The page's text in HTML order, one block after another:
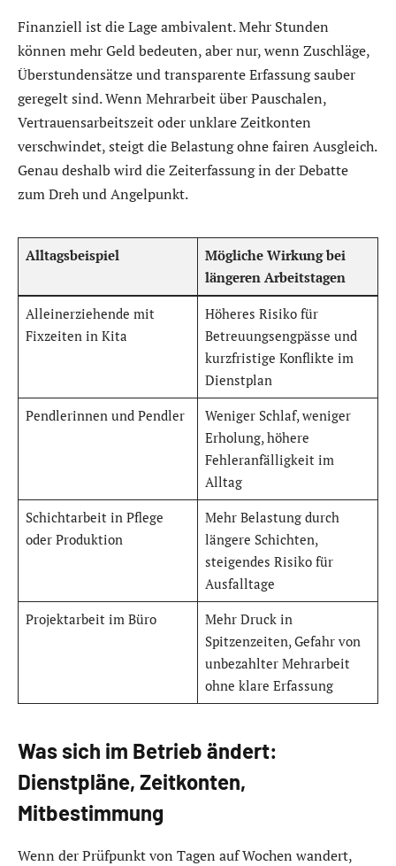
Finanziell ist die Lage ambivalent. Mehr Stunden
können mehr Geld bedeuten, aber nur, wenn Zuschläge,
Überstundensätze und transparente Erfassung sauber
geregelt sind. Wenn Mehrarbeit über Pauschalen,
Vertrauensarbeitszeit oder unklare Zeitkonten
verschwindet, steigt die Belastung ohne fairen Ausgleich.
Genau deshalb wird die Zeiterfassung in der Debatte
zum Dreh und Angelpunkt.
Alltagsbeispiel
Mögliche Wirkung bei
längeren Arbeitstagen
Alleinerziehende mit
Fixzeiten in Kita
Höheres Risiko für
Betreuungsengpässe und
kurzfristige Konflikte im
Dienstplan
Pendlerinnen und Pendler
Weniger Schlaf, weniger
Erholung, höhere
Fehleranfälligkeit im
Alltag
Schichtarbeit in Pflege
oder Produktion
Mehr Belastung durch
längere Schichten,
steigendes Risiko für
Ausfalltage
Projektarbeit im Büro
Mehr Druck in
Spitzenzeiten, Gefahr von
unbezahlter Mehrarbeit
ohne klare Erfassung
Was sich im Betrieb ändert:
Dienstpläne, Zeitkonten,
Mitbestimmung
Wenn der Prüfpunkt von Tagen auf Wochen wandert,